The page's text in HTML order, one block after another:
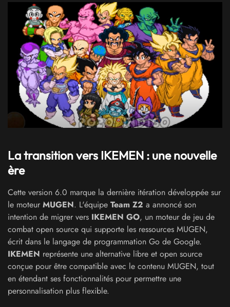
La transition vers IKEMEN : une nouvelle
ère
Cette version 6.0 marque la dernière itération développée sur
le moteur MUGEN. L'équipe Team Z2 a annoncé son
intention de migrer vers IKEMEN GO, un moteur de jeu de
combat open source qui supporte les ressources MUGEN,
écrit dans le langage de programmation Go de Google.
IKEMEN représente une alternative libre et open source
conçue pour être compatible avec le contenu MUGEN, tout
en étendant ses fonctionnalités pour permettre une
personnalisation plus flexible.